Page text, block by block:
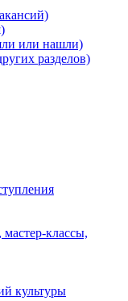
или нашли)
разделов)
классы,
культуры